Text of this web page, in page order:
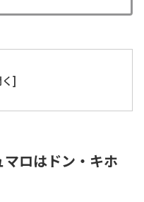
ロはドン・キホ